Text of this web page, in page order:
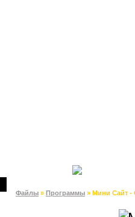
Файлы » Программы » Мини Сайт -